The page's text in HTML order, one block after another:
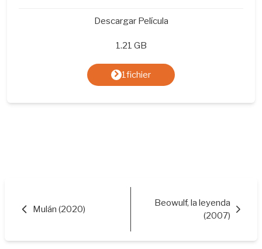
Descargar Película
1.21 GB
1fichier
Mulán (2020)
Beowulf, la leyenda
(2007)